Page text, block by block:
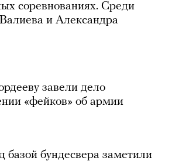
соревнованиях. Среди
и Александра
завели дело
«фейков» об армии
базой бундесвера заметили